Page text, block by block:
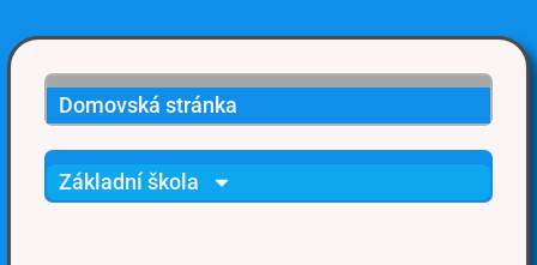
Domovská stránka
Základní škola